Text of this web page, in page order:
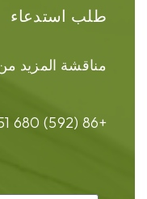
طلب استدعاء
مناقشة المزيد من
+86 (592) 680 8851